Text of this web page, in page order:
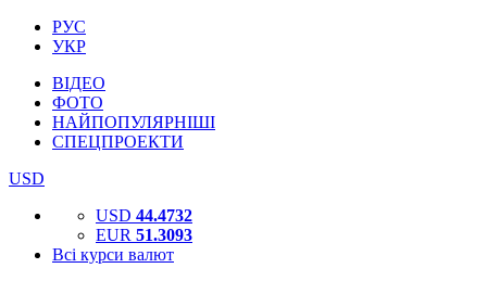
РУС
УКР
ВІДЕО
ФОТО
НАЙПОПУЛЯРНІШІ
СПЕЦПРОЕКТИ
USD
USD 44.4732
EUR 51.3093
Всі курси валют